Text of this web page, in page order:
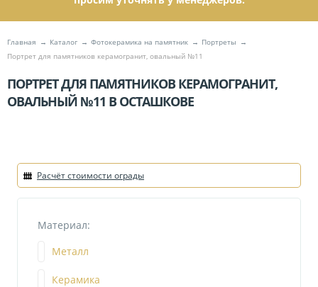
Главная Каталог Фотокерамика на памятник
Портреты
Портрет для памятников керамогранит, овальный №11
ПОРТРЕТ ДЛЯ ПАМЯТНИКОВ КЕРАМОГРАНИТ,
ОВАЛЬНЫЙ №11 В ОСТАШКОВЕ
Расчёт стоимости ограды
Материал:
Металл
Керамика